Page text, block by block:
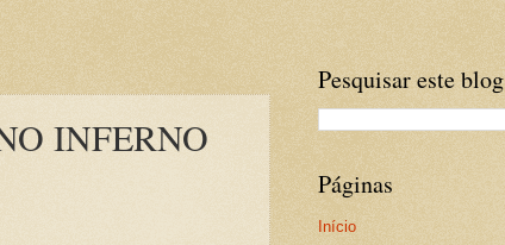
INFERNO
Pesquisar este blog
Páginas
Início